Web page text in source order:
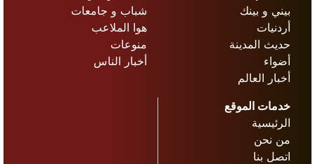
بيني و بينك
أردنيات
حديث المدينة
أضواء
أخبار العالم
شباب و جامعات
هوا الملاعب
منوعات
أخبار الناس
خدمات الموقع
الرئيسية
من نحن
اتصل بنا